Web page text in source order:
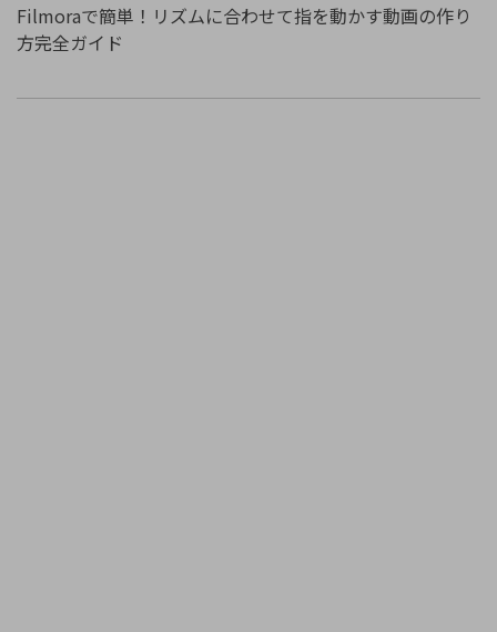
Filmoraで簡単！リズムに合わせて指を動かす動画の作り
方完全ガイド